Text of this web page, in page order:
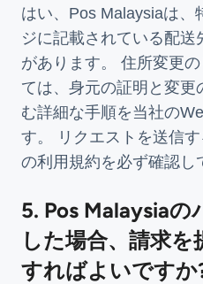
はい、Pos Malaysiaは、
ジに記載されている配
があります。 住所変更
ては、身元の証明と変更
む詳細な手順を当社の
す。 リクエストを送信
の利用規約を必ず確認し
5. Pos Malaysiaの
した場合、請求を
すればよいですか